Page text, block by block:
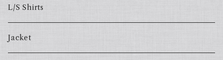
L/S Shirts
Jacket